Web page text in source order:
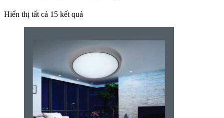
Hiển thị tất cả 15 kết quả